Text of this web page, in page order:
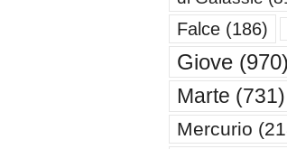
Falce(186)
Giove(970)
Marte (731)
Mercurio